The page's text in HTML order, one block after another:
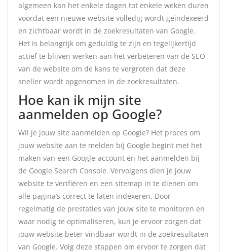
algemeen kan het enkele dagen tot enkele weken duren
voordat een nieuwe website volledig wordt geïndexeerd
en zichtbaar wordt in de zoekresultaten van Google.
Het is belangrijk om geduldig te zijn en tegelijkertijd
actief te blijven werken aan het verbeteren van de SEO
van de website om de kans te vergroten dat deze
sneller wordt opgenomen in de zoekresultaten.
Hoe kan ik mijn site
aanmelden op Google?
Wil je jouw site aanmelden op Google? Het proces om
jouw website aan te melden bij Google begint met het
maken van een Google-account en het aanmelden bij
de Google Search Console. Vervolgens dien je jouw
website te verifiëren en een sitemap in te dienen om
alle pagina’s correct te laten indexeren. Door
regelmatig de prestaties van jouw site te monitoren en
waar nodig te optimaliseren, kun je ervoor zorgen dat
jouw website beter vindbaar wordt in de zoekresultaten
van Google. Volg deze stappen om ervoor te zorgen dat